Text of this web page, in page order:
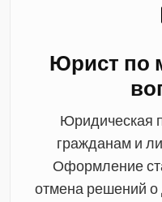
Юрист по
Юридическая
гражданам и
Оформление
отмена решений о